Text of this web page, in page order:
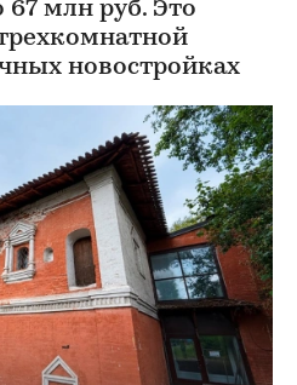
млн руб. Это
новостройках